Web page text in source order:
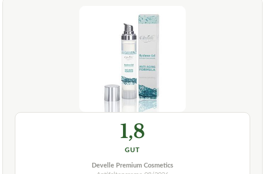
1,8
GUT
Develle Premium Cosmetics